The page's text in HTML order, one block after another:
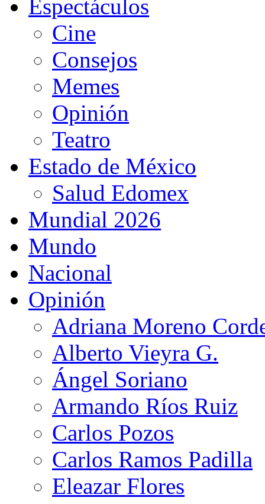
Espectáculos
Cine
Consejos
Memes
Opinión
Teatro
Estado de México
Salud Edomex
Mundial 2026
Mundo
Nacional
Opinión
Adriana Moreno
Alberto Vieyra G.
Ángel Soriano
Armando Ríos Ruiz
Carlos Pozos
Carlos Ramos Padilla
Eleazar Flores